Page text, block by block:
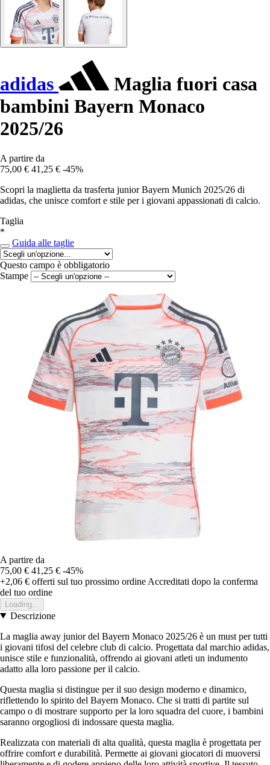
adidas
Maglia fuori casa
bambini Bayern Monaco
2025/26
A partire da
75,00 € 41,25 € -45%
Scopri la maglietta da trasferta junior Bayern Munich 2025/26 di
adidas, che unisce comfort e stile per i giovani appassionati di calcio.
Taglia
*
Guida alle taglie
Questo campo è obbligatorio
Stampe
A partire da
75,00 € 41,25 € -45%
+2,06 € offerti sul tuo prossimo ordine Accreditati dopo la conferma
del tuo ordine
Loading...
Descrizione
La maglia away junior del Bayern Monaco 2025/26 è un must per tutti
i giovani tifosi del celebre club di calcio. Progettata dal marchio adidas,
unisce stile e funzionalità, offrendo ai giovani atleti un indumento
adatto alla loro passione per il calcio.
Questa maglia si distingue per il suo design moderno e dinamico,
riflettendo lo spirito del Bayern Monaco. Che si tratti di partite sul
campo o di mostrare supporto per la loro squadra del cuore, i bambini
saranno orgogliosi di indossare questa maglia.
Realizzata con materiali di alta qualità, questa maglia è progettata per
offrire comfort e durabilità. Permette ai giovani giocatori di muoversi